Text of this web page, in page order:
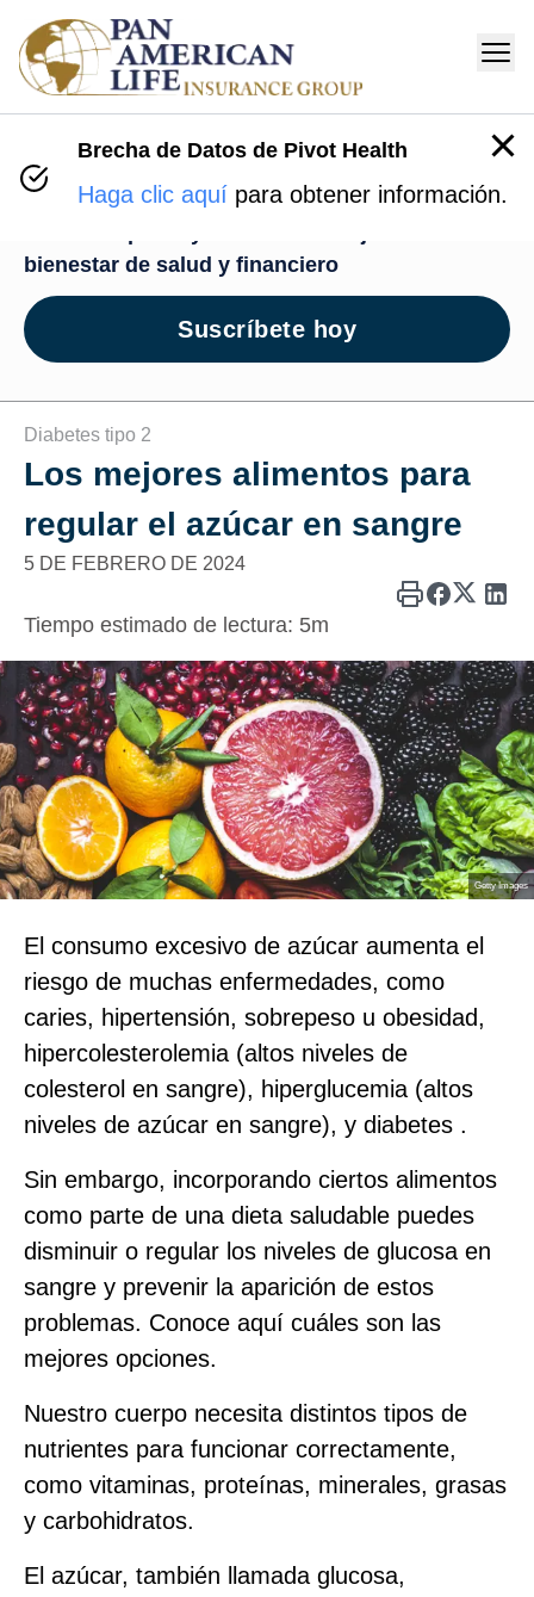
Centro de Bienestar
bienestar de salud y financiero
Suscríbete hoy
Diabetes tipo 2
Los mejores alimentos para
regular el azúcar en sangre
5 DE FEBRERO DE 2024
Tiempo estimado de lectura: 5m
Getty Images
El consumo excesivo de azúcar aumenta el
riesgo de muchas enfermedades, como
caries, hipertensión, sobrepeso u obesidad,
hipercolesterolemia (altos niveles de
colesterol en sangre), hiperglucemia (altos
niveles de azúcar en sangre), y diabetes .
Sin embargo, incorporando ciertos alimentos
como parte de una dieta saludable puedes
disminuir o regular los niveles de glucosa en
sangre y prevenir la aparición de estos
problemas. Conoce aquí cuáles son las
mejores opciones.
Nuestro cuerpo necesita distintos tipos de
nutrientes para funcionar correctamente,
como vitaminas, proteínas, minerales, grasas
y carbohidratos.
El azúcar, también llamada glucosa,
Brecha de Datos de Pivot Health
Haga clic aquí para obtener información.